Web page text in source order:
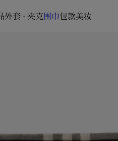
外套 · 夹克围巾包款美妆